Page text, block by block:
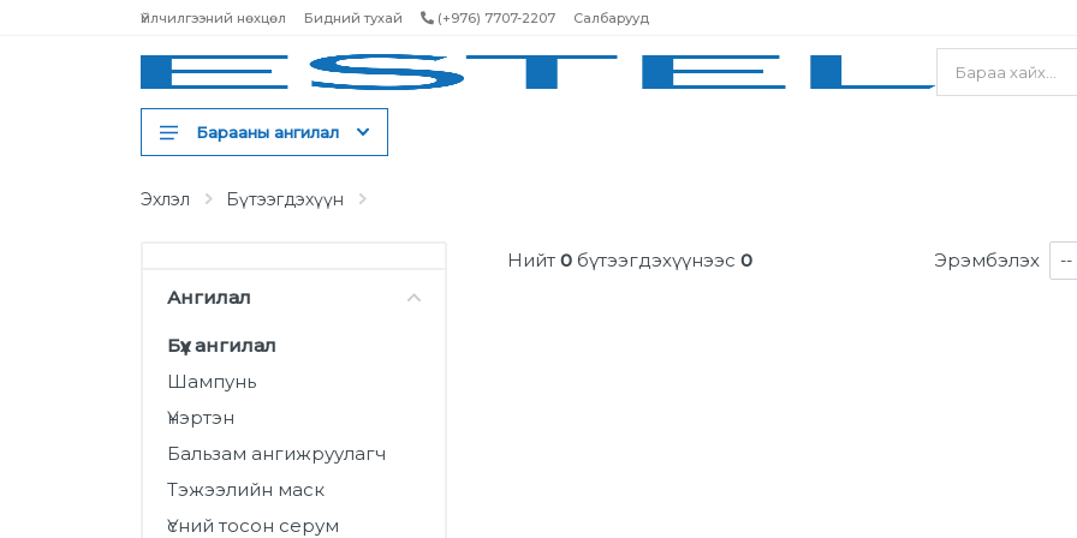
Үйлчилгээний нөхцөл Бидний тухай (+976) 7707-2207 Салбарууд
Үсний тосон серум
Үсний тоник
Үсний будаг
Үсний лак
Барааны ангилал
Эхлэл Бүтээгдэхүүн
Ангилал
Бүх ангилал
Шампунь
Үнэртэн
Бальзам ангижруулагч
Тэжээлийн маск
Үсний тосон серум
Нийт 0 бүтээгдэхүүнээс 0 Эрэмбэлэх